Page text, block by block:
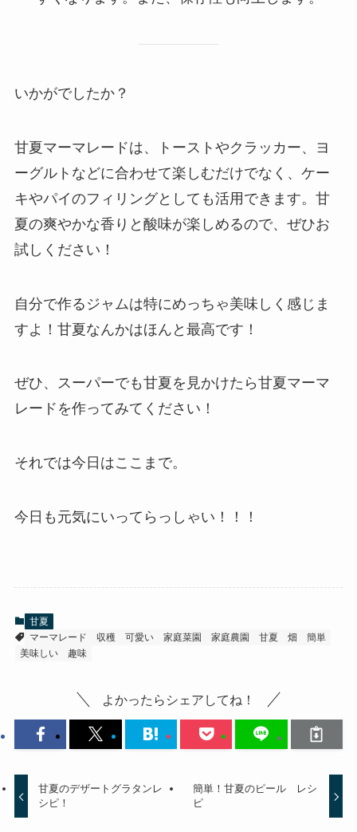
いかがでしたか？
甘夏マーマレードは、トーストやクラッカー、ヨ
ーグルトなどに合わせて楽しむだけでなく、ケー
キやパイのフィリングとしても活用できます。甘
夏の爽やかな香りと酸味が楽しめるので、ぜひお
試しください！
自分で作るジャムは特にめっちゃ美味しく感じま
すよ！甘夏なんかはほんと最高です！
ぜひ、スーパーでも甘夏を見かけたら甘夏マーマ
レードを作ってみてください！
それでは今日はここまで。
今日も元気にいってらっしゃい！！！
甘夏
マーマレード
収穫 可愛い 家庭菜園 家庭農園 甘夏 畑
簡単
美味しい
趣味
よかったらシェアしてね！
甘夏のデザートグラタンレ
シピ！
簡単！甘夏のピール レシ
ピ